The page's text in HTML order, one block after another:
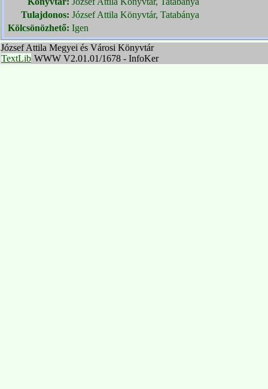
Tulajdonos: József Attila Könyvtár, Tatabánya
Kölcsönözhető: Igen
József Attila Megyei és Városi Könyvtár
TextLib WWW V2.01.01/1678 - InfoKer